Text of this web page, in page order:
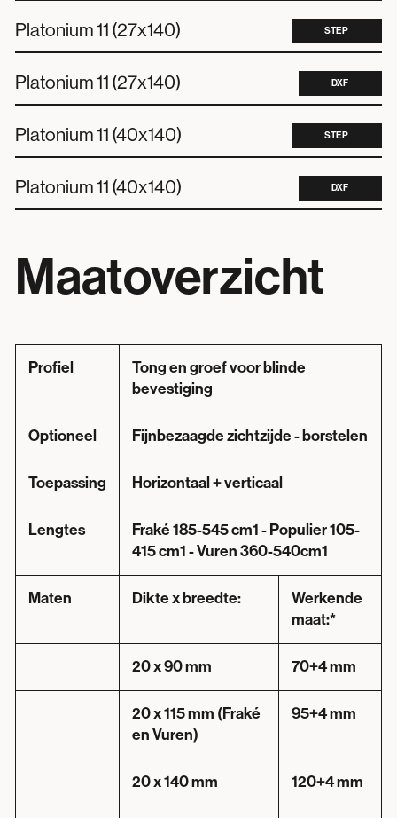
Platonium 11 (27x140) STEP
Platonium 11 (27x140) DXF
Platonium 11 (40x140) STEP
Platonium 11 (40x140) DXF
Maatoverzicht
Profiel
Tong en groef voor blinde
bevestiging
Optioneel Fijnbezaagde zichtzijde - borstelen
Toepassing Horizontaal + verticaal
Lengtes
Fraké 185-545 cm1 - Populier 105-
415 cm1 - Vuren 360-540cm1
Maten Dikte x breedte:
Werkende
maat:*
20 x 90 mm 70+4 mm
20 x 115 mm (Fraké
en Vuren)
95+4 mm
20 x 140 mm 120+4 mm